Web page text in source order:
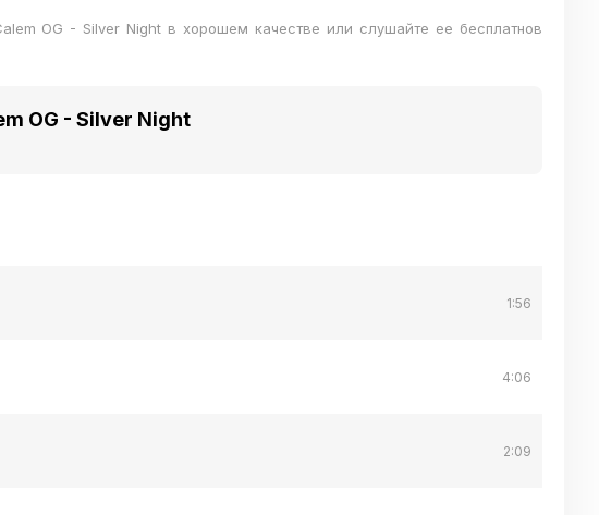
OG - Silver Night в хорошем качестве или слушайте ее бесплатнов
OG - Silver Night
1:56
4:06
2:09